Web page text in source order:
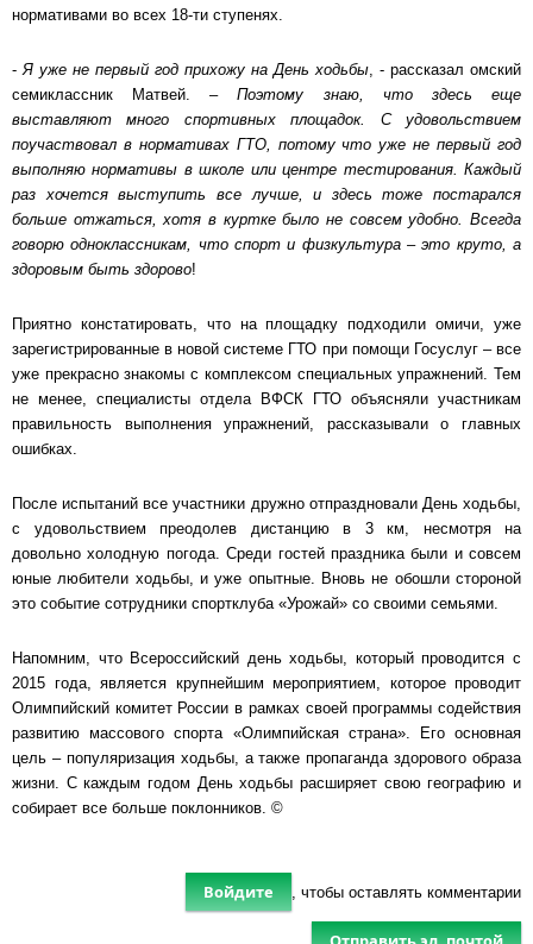
нормативами во всех 18-ти ступенях.
-Я уже не первый год прихожу на День ходьбы, - рассказал омский
семиклассник Матвей. –Поэтому знаю, что здесь еще
выставляют много спортивных площадок. С удовольствием
поучаствовал в нормативах ГТО, потому что уже не первый год
выполняю нормативы в школе или центре тестирования. Каждый
раз хочется выступить все лучше, и здесь тоже постарался
больше отжаться, хотя в куртке было не совсем удобно. Всегда
говорю одноклассникам, что спорт и физкультура – это круто, а
здоровым быть здорово!
Приятно констатировать, что на площадку подходили омичи, уже
зарегистрированные в новой системе ГТО при помощи Госуслуг – все
уже прекрасно знакомы с комплексом специальных упражнений. Тем
не менее, специалисты отдела ВФСК ГТО объясняли участникам
правильность выполнения упражнений, рассказывали о главных
ошибках.
После испытаний все участники дружно отпраздновали День ходьбы,
с удовольствием преодолев дистанцию в 3 км, несмотря на
довольно холодную погода. Среди гостей праздника были и совсем
юные любители ходьбы, и уже опытные. Вновь не обошли стороной
это событие сотрудники спортклуба «Урожай» со своими семьями.
Напомним, что Всероссийский день ходьбы, который проводится с
2015 года, является крупнейшим мероприятием, которое проводит
Олимпийский комитет России в рамках своей программы содействия
развитию массового спорта «Олимпийская страна». Его основная
цель – популяризация ходьбы, а также пропаганда здорового образа
жизни. С каждым годом День ходьбы расширяет свою географию и
собирает все больше поклонников. ©
Войдите , чтобы оставлять комментарии